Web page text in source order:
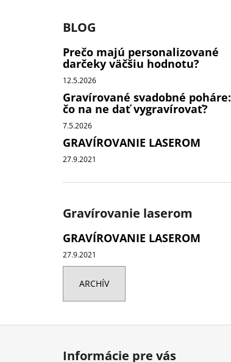
BLOG
Prečo majú personalizované
darčeky väčšiu hodnotu?
12.5.2026
Gravírované svadobné poháre:
čo na ne dať vygravírovať?
7.5.2026
GRAVÍROVANIE LASEROM
27.9.2021
Gravírovanie laserom
GRAVÍROVANIE LASEROM
27.9.2021
ARCHÍV
Z
Informácie pre vás